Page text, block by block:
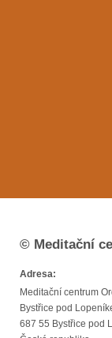
© Meditační
Adresa:
Meditační centrum
Bystřice pod
687 55 Bystřice pod